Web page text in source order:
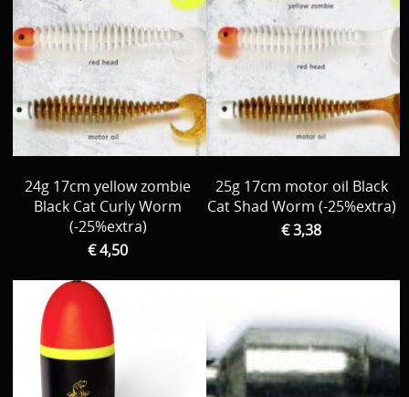
24g 17cm yellow zombie
Black Cat Curly Worm
(-25%extra)
€ 4,50
25g 17cm motor oil Black
Cat Shad Worm (-25%extra)
€ 3,38